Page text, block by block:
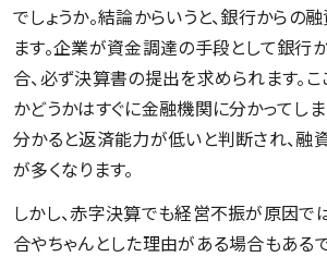
でしょうか。結論からいうと、銀行からの
ます。企業が資金調達の手段として銀行
合、必ず決算書の提出を求められます。
かどうかはすぐに金融機関に分かってし
分かると返済能力が低いと判断され、融
が多くなります。
しかし、赤字決算でも経営不振が原因で
合やちゃんとした理由がある場合もあるで